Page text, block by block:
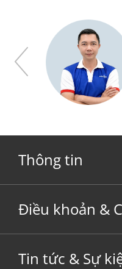
Thông tin
Điều khoản &
Tin tức & Sự